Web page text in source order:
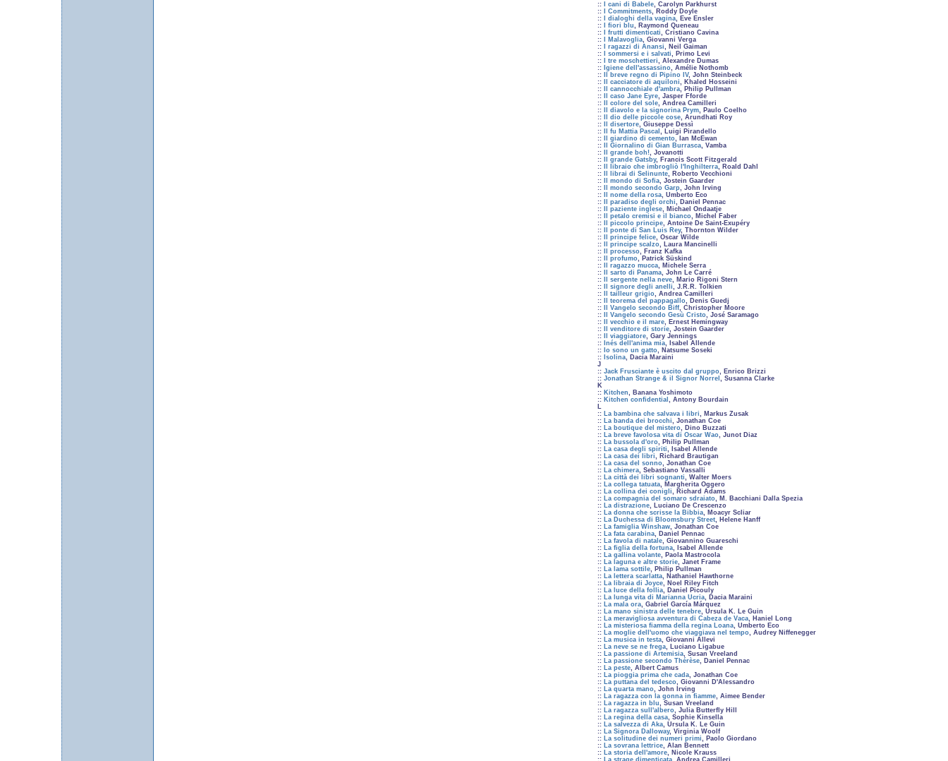
::
I cani di Babele, Carolyn Parkhurst
::
I Commitments, Roddy Doyle
::
I dialoghi della vagina, Eve Ensler
::
I fiori blu, Raymond Queneau
::
I frutti dimenticati, Cristiano Cavina
::
I Malavoglia, Giovanni Verga
::
I ragazzi di Anansi, Neil Gaiman
::
I sommersi e i salvati, Primo Levi
::
I tre moschettieri, Alexandre Dumas
:: Igiene dell'assassino, Amélie Nothomb
::
Il breve regno di Pipino IV, John Steinbeck
::
Il cacciatore di aquiloni, Khaled Hosseini
::
Il cannocchiale d'ambra, Philip Pullman
::
Il caso Jane Eyre, Jasper Fforde
::
Il colore del sole, Andrea Camilleri
::
Il diavolo e la signorina Prym, Paulo Coelho
::
Il dio delle piccole cose, Arundhati Roy
::
Il disertore, Giuseppe Dessì
::
Il fu Mattia Pascal , Luigi Pirandello
::
Il giardino di cemento, Ian McEwan
::
Il Giornalino di Gian Burrasca, Vamba
::
Il grande boh!, Jovanotti
::
Il grande Gatsby, Francis Scott Fitzgerald
::
Il libraio che imbrogliò l'Inghilterra, Roald Dahl
::
Il librai di Selinunte, Roberto Vecchioni
::
Il mondo di Sofia, Jostein Gaarder
::
Il mondo secondo Garp, John Irving
::
Il nome della rosa, Umberto Eco
::
Il paradiso degli orchi, Daniel Pennac
::
Il paziente inglese, Michael Ondaatje
::
Il petalo cremisi e il bianco, Michel Faber
::
Il piccolo principe, Antoine De Saint-Exupéry
::
Il ponte di San Luis Rey, Thornton Wilder
::
Il principe felice, Oscar Wilde
::
Il principe scalzo, Laura Mancinelli
::
Il processo, Franz Kafka
::
Il profumo, Patrick Süskind
::
Il ragazzo mucca, Michele Serra
::
Il sarto di Panama, John Le Carré
::
Il sergente nella neve, Mario Rigoni Stern
::
Il signore degli anelli, J.R.R. Tolkien
::
Il tailleur grigio, Andrea Camilleri
::
Il teorema del pappagallo, Denis Guedj
::
Il Vangelo secondo Biff, Christopher Moore
::
Il Vangelo secondo Gesù Cristo, José Saramago
::
Il vecchio e il mare, Ernest Hemingway
::
Il venditore di storie, Jostein Gaarder
::
Il viaggiatore, Gary Jennings
:: Inés dell'anima mia, Isabel Allende
:: Io sono un gatto, Natsume Soseki
:: Isolina, Dacia Maraini
J
:: Jack Frusciante è uscito dal gruppo, Enrico Brizzi
:: Jonathan Strange & il Signor Norrel , Susanna Clarke
K
:: Kitchen, Banana Yoshimoto
:: Kitchen confidential , Antony Bourdain
L
:: La bambina che salvava i libri, Markus Zusak
:: La banda dei brocchi, Jonathan Coe
:: La boutique del mistero, Dino Buzzati
:: La breve favolosa vita di Oscar Wao, Junot Diaz
:: La bussola d'oro, Philip Pullman
:: La casa degli spiriti, Isabel Allende
:: La casa dei libri, Richard Brautigan
:: La casa del sonno, Jonathan Coe
:: La chimera, Sebastiano Vassalli
:: La città dei libri sognanti, Walter Moers
:: La collega tatuata, Margherita Oggero
:: La collina dei conigli, Richard Adams
:: La compagnia del somaro sdraiato, M. Bacchiani Dalla Spezia
:: La distrazione, Luciano De Crescenzo
:: La donna che scrisse la Bibbia, Moacyr Scliar
:: La Duchessa di Bloomsbury Street, Helene Hanff
:: La famiglia Winshaw, Jonathan Coe
:: La fata carabina, Daniel Pennac
:: La favola di natale, Giovannino Guareschi
:: La figlia della fortuna, Isabel Allende
:: La gallina volante, Paola Mastrocola
:: La laguna e altre storie, Janet Frame
:: La lama sottile, Philip Pullman
:: La lettera scarlatta, Nathaniel Hawthorne
:: La libraia di Joyce, Noel Riley Fitch
:: La luce della follia, Daniel Picouly
:: La lunga vita di Marianna Ucria, Dacia Maraini
:: La mala ora, Gabriel García Márquez
:: La mano sinistra delle tenebre, Ursula K. Le Guin
:: La meravigliosa avventura di Cabeza de Vaca, Haniel Long
:: La misteriosa fiamma della regina Loana, Umberto Eco
:: La moglie dell'uomo che viaggiava nel tempo, Audrey Niffenegger
:: La musica in testa, Giovanni Allevi
:: La neve se ne frega, Luciano Ligabue
:: La passione di Artemisia, Susan Vreeland
:: La passione secondo Thérèse, Daniel Pennac
:: La peste, Albert Camus
:: La pioggia prima che cada, Jonathan Coe
:: La puttana del tedesco, Giovanni D'Alessandro
:: La quarta mano, John Irving
:: La ragazza con la gonna in fiamme, Aimee Bender
:: La ragazza in blu, Susan Vreeland
:: La ragazza sull'albero, Julia Butterfly Hill
:: La regina della casa, Sophie Kinsella
:: La salvezza di Aka, Ursula K. Le Guin
:: La Signora Dalloway, Virginia Woolf
:: La solitudine dei numeri primi, Paolo Giordano
:: La sovrana lettrice, Alan Bennett
:: La storia dell'amore, Nicole Krauss
:: La strage dimenticata, Andrea Camilleri